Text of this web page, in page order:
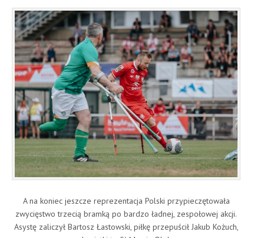
A na koniec jeszcze reprezentacja Polski przypieczętowała
zwycięstwo trzecią bramką po bardzo ładnej, zespołowej akcji.
Asystę zaliczył Bartosz Łastowski, piłkę przepuścił Jakub Kożuch,